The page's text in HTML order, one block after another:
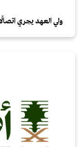
ولي العهد يجري